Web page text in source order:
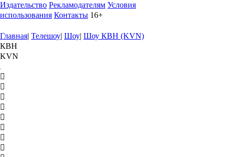
Издательство Рекламодателям Условия
использования Контакты 16+
Главная| Телешоу| Шоу| Шоу КВН (KVN)
КВН
KVN